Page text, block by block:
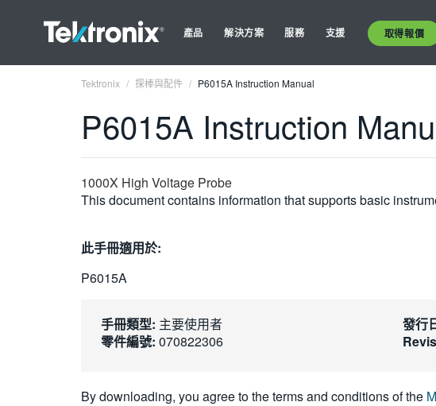
產品 解決方案 服務 支援 取得報價
Tektronix 探棒與配件 P6015A Instruction Manual
P6015A Instruction
1000X High Voltage Probe
This document contains information that supports basic
此手冊適用於:
P6015A
手冊類型: 主要使用者
零件編號: 070822306
發行
By downloading, you agree to the terms and conditions of the